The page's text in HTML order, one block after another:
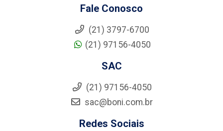
Fale Conosco
(21) 3797-6700
(21) 97156-4050
SAC
(21) 97156-4050
sac@boni.com.br
Redes Sociais